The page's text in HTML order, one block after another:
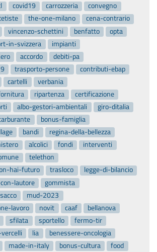
covid19 carrozzeria
convegno
the-one-milano
cena-contrario
vincenzo-schettini benfatto
opta
in-svizzera
impianti
accordo
debiti-pa
trasporto-persone
contributi-ebap
cartelli
verbania
ripartenza
certificazione
albo-gestori-ambientali
giro-ditalia
bonus-famiglia
bandi
regina-della-bellezza
alcolici fondi
interventi
telethon
hai-futuro
trasloco
legge-di-bilancio
lautore
gommista
mud-2023
lavoro
novit caaf
bellanova
sfilata sportello
fermo-tir
lia
benessere-oncologia
made-in-italy bonus-cultura
food